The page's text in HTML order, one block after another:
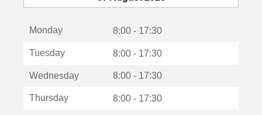
o
u
Monday 8:00 - 17:30
Tuesday 8:00 - 17:30
Wednesday 8:00 - 17:30
Thursday 8:00 - 17:30